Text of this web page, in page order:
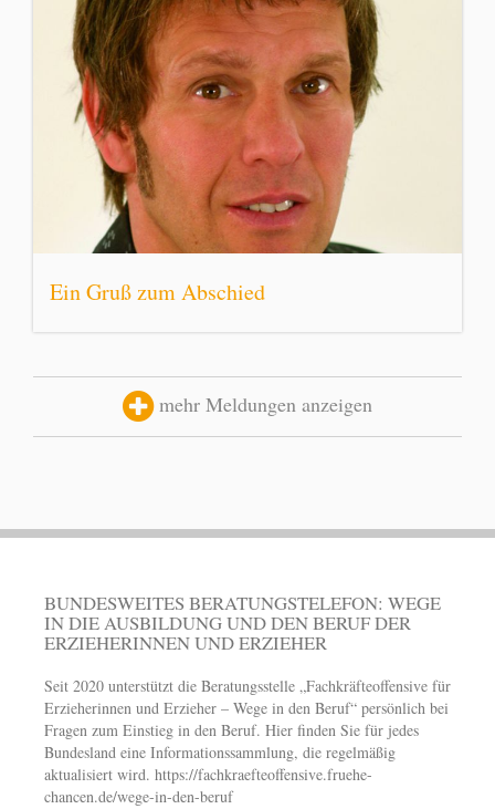
Ein Gruß zum Abschied
mehr Meldungen anzeigen
BUNDESWEITES BERATUNGSTELEFON: WEGE
IN DIE AUSBILDUNG UND DEN BERUF DER
ERZIEHERINNEN UND ERZIEHER
Seit 2020 unterstützt die Beratungsstelle „Fachkräfteoffensive für
Erzieherinnen und Erzieher – Wege in den Beruf“ persönlich bei
Fragen zum Einstieg in den Beruf. Hier finden Sie für jedes
Bundesland eine Informationssammlung, die regelmäßig
aktualisiert wird. https://fachkraefteoffensive.fruehe-
chancen.de/wege-in-den-beruf